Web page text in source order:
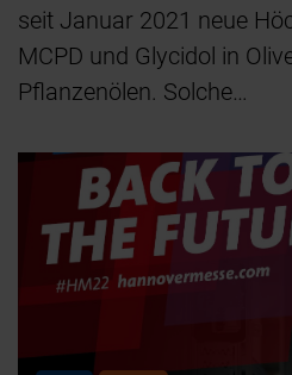
seit Januar 2021 neue
MCPD und Glycidol in
Pflanzenölen. Solche…